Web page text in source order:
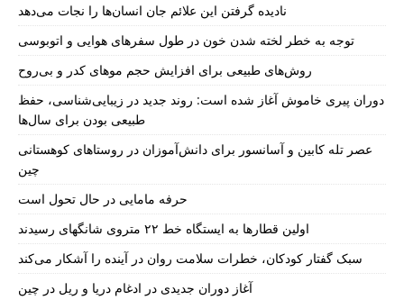
نادیده گرفتن این علائم جان انسان‌ها را نجات می‌دهد
توجه به خطر لخته شدن خون در طول سفرهای هوایی و اتوبوسی
روش‌های طبیعی برای افزایش حجم موهای کدر و بی‌روح
دوران پیری خاموش آغاز شده است: روند جدید در زیبایی‌شناسی، حفظ
طبیعی بودن برای سال‌ها
عصر تله کابین و آسانسور برای دانش‌آموزان در روستاهای کوهستانی
چین
حرفه مامایی در حال تحول است
اولین قطارها به ایستگاه خط ۲۲ متروی شانگهای رسیدند
سبک گفتار کودکان، خطرات سلامت روان در آینده را آشکار می‌کند
آغاز دوران جدیدی در ادغام دریا و ریل در چین